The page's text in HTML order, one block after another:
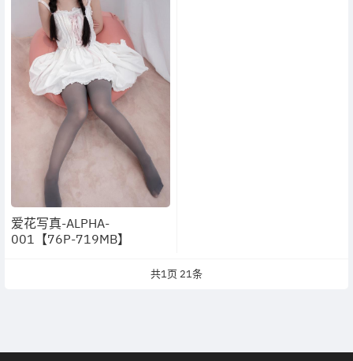
爱花写真-ALPHA-
001【76P-719MB】
共1页 21条